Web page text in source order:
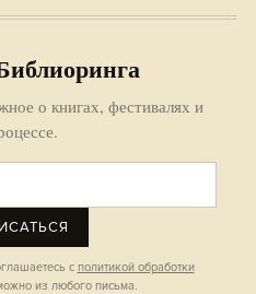
о книгах, фестивалях и
с политикой обработки
из любого письма.